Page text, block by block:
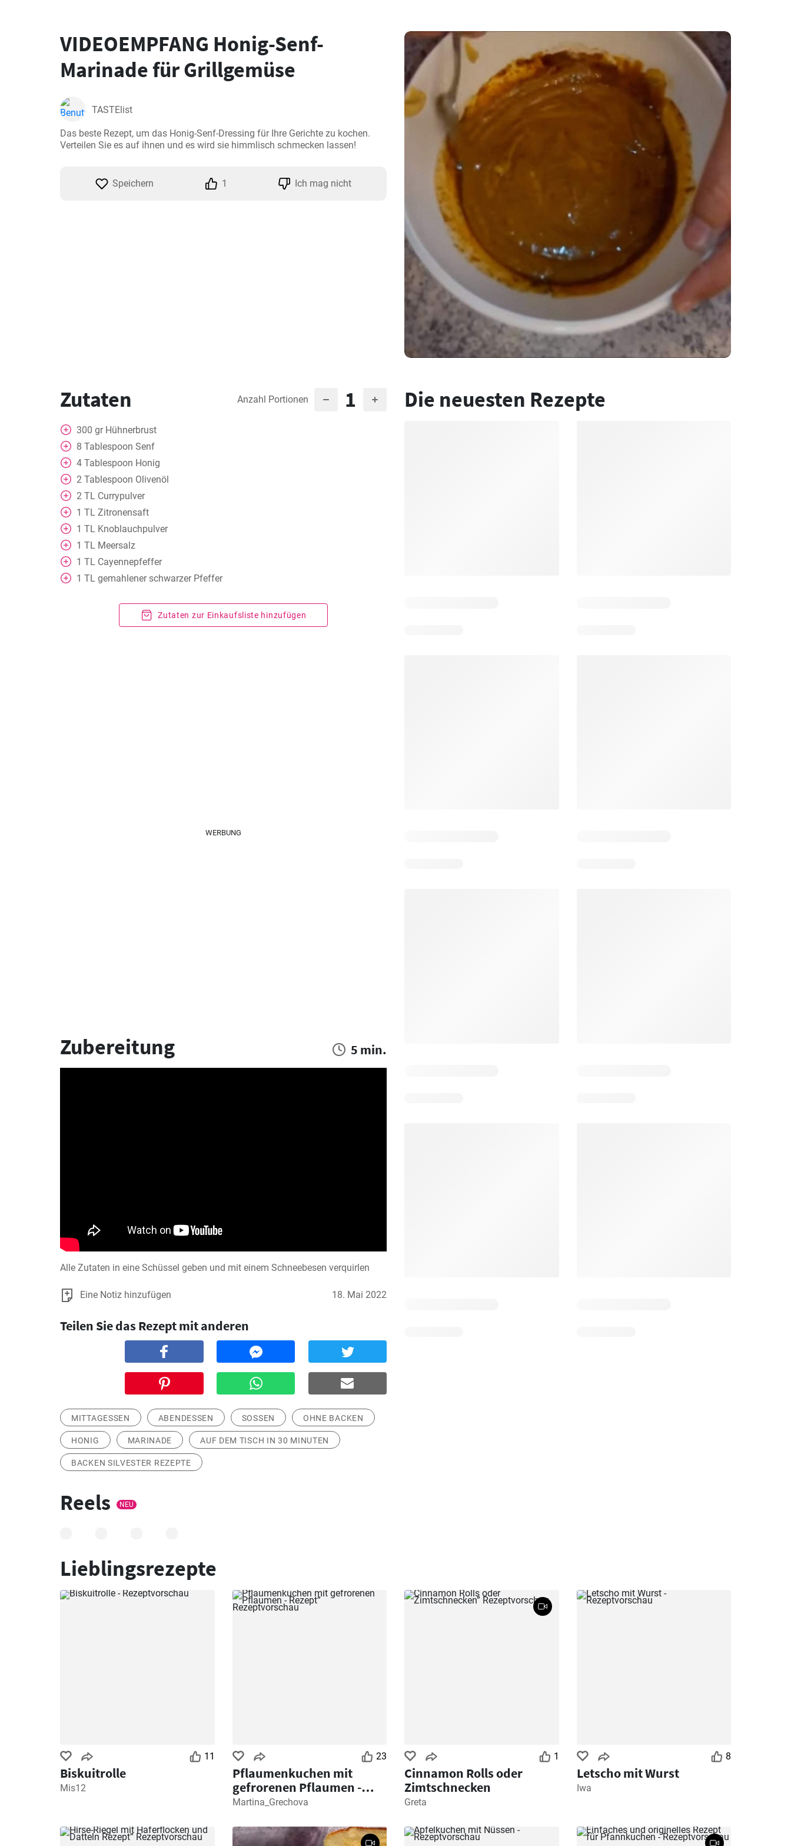
VIDEOEMPFANG Honig-Senf-
Marinade für Grillgemüse
TASTElist
Das beste Rezept, um das Honig-Senf-Dressing für Ihre Gerichte zu kochen.
Verteilen Sie es auf ihnen und es wird sie himmlisch schmecken lassen!
Speichern 1 Ich mag nicht
Zutaten Anzahl Portionen 1
300 gr Hühnerbrust
8 Tablespoon Senf
4 Tablespoon Honig
2 Tablespoon Olivenöl
2 TL Currypulver
1 TL Zitronensaft
1 TL Knoblauchpulver
1 TL Meersalz
1 TL Cayennepfeffer
1 TL gemahlener schwarzer Pfeffer
Zutaten zur Einkaufsliste hinzufügen
WERBUNG
Zubereitung 5 min.
Alle Zutaten in eine Schüssel geben und mit einem Schneebesen verquirlen
Eine Notiz hinzufügen 18. Mai 2022
Teilen Sie das Rezept mit anderen
MITTAGESSEN ABENDESSEN SOSSEN OHNE BACKEN
HONIG MARINADE AUF DEM TISCH IN 30 MINUTEN
BACKEN SILVESTER REZEPTE
Die neuesten Rezepte
Reels NEU
Lieblingsrezepte
11
Biskuitrolle
Mis12
23
Pflaumenkuchen mit
gefrorenen Pflaumen -
Rezept
Martina_Grechova
1
Cinnamon Rolls oder
Zimtschnecken
Greta
8
Letscho mit Wurst
Iwa